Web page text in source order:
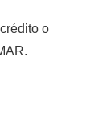
o
.